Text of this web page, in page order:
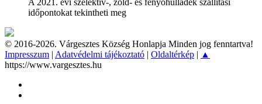
időpontokat tekintheti meg
© 2016-2026. Várgesztes Község Honlapja Minden jog fenntartva!
Impresszum | Adatvédelmi tájékoztató | Oldaltérkép | ▲
https://www.vargesztes.hu